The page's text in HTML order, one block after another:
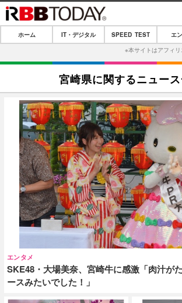
ホーム
IT・デジタル
IT・デジタルTOP ス
ネタ ガ
ショッピング
エンタメ
エンタメTOP
韓流・K-POP
音楽
グラビア
ショッピング
ライフ
ライフTOP
ペット
その他
リリース一覧
プッシュ通知の停止方法
ホーム IT・デジタル SPEED TEST エ
宮崎県に関するニュー
SKE48・大場美奈、宮崎牛に感激「肉汁が
ースみたいでした！」
エンタメ